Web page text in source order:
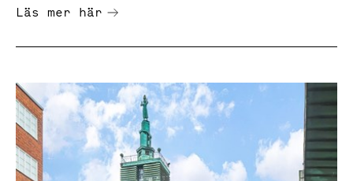
Läs mer här